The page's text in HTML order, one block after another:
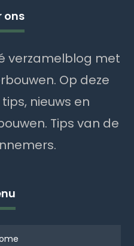
ons
verzamelblog met
Op deze
nieuws en
Tips van de